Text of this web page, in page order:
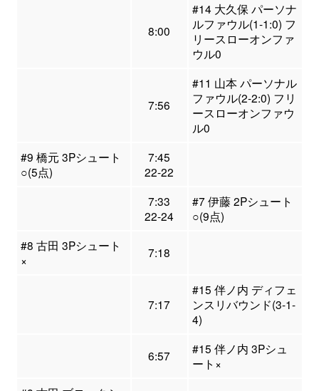
8:00
#14 大久保 パーソナ
ルファウル(1-1:0) フ
リースローオンファ
ウル0
7:56
#11 山本 パーソナル
ファウル(2-2:0) フリ
ースローオンファウ
ル0
#9 橋元 3Pシュート
○(5点)
7:45
22-22
7:33
22-24
#7 伊藤 2Pシュート
○(9点)
#8 古田 3Pシュート
×
7:18
7:17
#15 伴ノ内 ディフェ
ンスリバウンド(3-1-
4)
6:57
#15 伴ノ内 3Pシュ
ート×